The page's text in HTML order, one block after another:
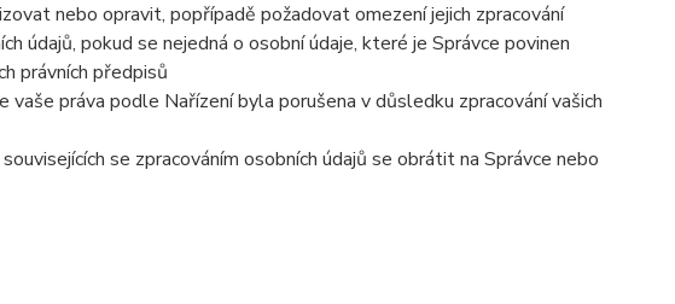
nebo opravit, popřípadě požadovat omezení jejich zpracování
údajů, pokud se nejedná o osobní údaje, které je Správce povinen
právních předpisů
vaše práva podle Nařízení byla porušena v důsledku zpracování vašich
se zpracováním osobních údajů se obrátit na Správce nebo